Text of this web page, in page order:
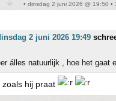
• dinsdag 2 juni 2026 @ 19:50 •
2 juni 2026 19:49
álles natuurlijk , hoe het gaat
hij praat